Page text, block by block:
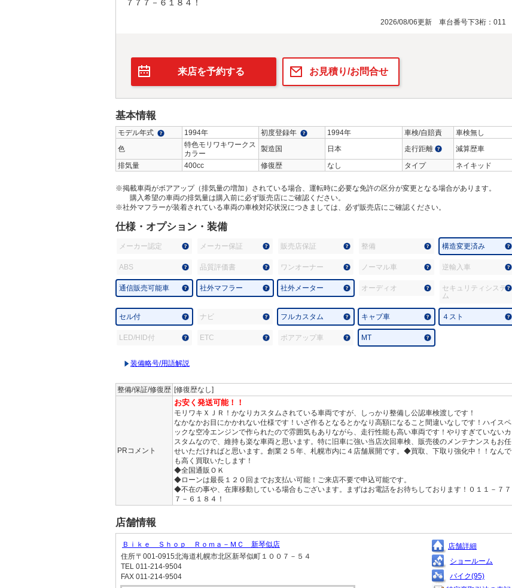
７７７－６１８４！
2026/08/06更新 車台番号下3桁：011
来店を予約する お見積り/お問合せ
基本情報
モデル年式 1994年 初度登録年 1994年 車検/自賠責
車検無し
色
特色モリワキワークス
カラー
製造国 日本 走行距離
減算歴車
排気量
400cc 修復歴 なし タイプ ネイキッド
※掲載車両がボアアップ（排気量の増加）されている場合、運転時に必要な免許の区分が変更となる場合があります。
購入希望の車両の排気量は購入前に必ず販売店にご確認ください。
※社外マフラーが装着されている車両の車検対応状況につきましては、必ず販売店にご確認ください。
仕様・オプション・装備
メーカー認定 メーカー保証 販売店保証 整備 構造変更済み
ABS 品質評価書 ワンオーナー ノーマル車 逆輸入車
通信販売可能車 社外マフラー 社外メーター オーディオ
セキュリティシステ
ム
セル付 ナビ フルカスタム キャブ車 ４スト
LED/HID付 ETC ボアアップ車 MT
装備略号/用語解説
整備/保証/修復歴 [修復歴なし]
PRコメント
お安く発送可能！！
モリワキＸＪＲ！かなりカスタムされている車両ですが、しっかり整備し公認車検渡しです！
なかなかお目にかかれない仕様です！いざ作るとなるとかなり高額になること間違いなしです！ハイスペ
ックな空冷エンジンで作られたので雰囲気もありながら、走行性能も高い車両です！やりすぎていないカ
スタムなので、維持も楽な車両と思います。特に旧車に強い当店次回車検、販売後のメンテナンスもお任
せいただければと思います。創業２５年、札幌市内に４店舗展開です。◆買取、下取り強化中！！なんで
も高く買取いたします！
◆全国通販ＯＫ
◆ローンは最長１２０回までお支払い可能！ご来店不要で申込可能です。
◆不在の事や、在庫移動している場合もございます。まずはお電話をお待ちしております！０１１－７７
７－６１８４！
店舗情報
Ｂｉｋｅ Ｓｈｏｐ Ｒｏｍａ－ＭＣ 新琴似店
住所〒001-0915北海道札幌市北区新琴似町１００７－５４
TEL 011-214-9504
FAX 011-214-9504
店舗詳細
ショールーム
バイク(95)